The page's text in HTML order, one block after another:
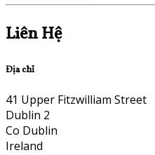
Liên Hệ
Địa chỉ
41 Upper Fitzwilliam Street
Dublin 2
Co Dublin
Ireland